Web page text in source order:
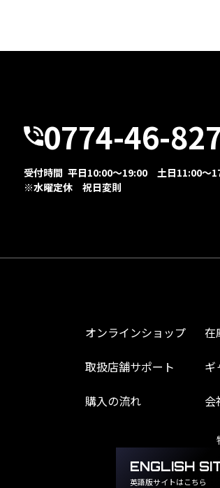
0774-46-
受付時間 平日10:00～19:00 土日11:00～
※水曜定休 祝日変則
オンラインショップ 在
取扱店舗サポート ギ
購入の流れ 会
ENGLISH
英語版サイトはこちら